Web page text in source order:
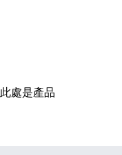
此處是產品